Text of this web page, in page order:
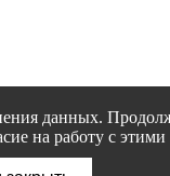
данных.
на работу с этими